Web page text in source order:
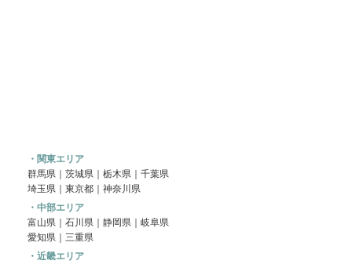
・関東エリア
群馬県 ｜ 茨城県 ｜ 栃木県 ｜ 千葉県
埼玉県 ｜ 東京都 ｜ 神奈川県
・中部エリア
富山県｜ 石川県 ｜ 静岡県 ｜ 岐阜県
愛知県 ｜ 三重県
・近畿エリア